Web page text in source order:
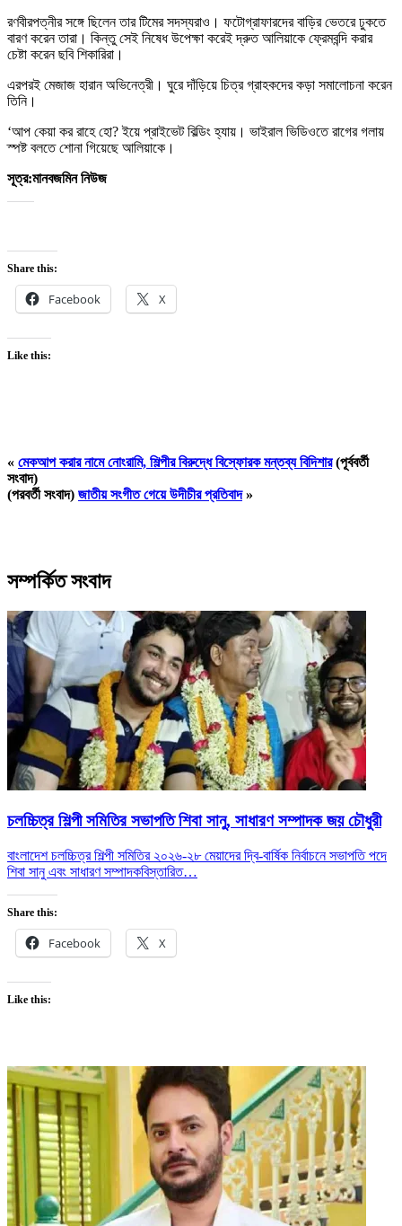
রণবীরপত্নীর সঙ্গে ছিলেন তার টিমের সদস্যরাও। ফটোগ্রাফারদের বাড়ির ভেতরে ঢুকতে
বারণ করেন তারা। কিন্তু সেই নিষেধ উপেক্ষা করেই দ্রুত আলিয়াকে ফ্রেমবন্দি করার
চেষ্টা করেন ছবি শিকারিরা।
এরপরই মেজাজ হারান অভিনেত্রী। ঘুরে দাঁড়িয়ে চিত্র গ্রাহকদের কড়া সমালোচনা করেন
তিনি।
‘আপ কেয়া কর রাহে হো? ইয়ে প্রাইভেট বিল্ডিং হ্যায়। ভাইরাল ভিডিওতে রাগের গলায়
স্পষ্ট বলতে শোনা গিয়েছে আলিয়াকে।
সূত্র:মানবজমিন নিউজ
Share this:
Facebook X
Like this:
« মেকআপ করার নামে নোংরামি, শিল্পীর বিরুদ্ধে বিস্ফোরক মন্তব্য বিদিশার(পূর্ববর্তী
সংবাদ)
(পরবর্তী সংবাদ) জাতীয় সংগীত গেয়ে উদীচীর প্রতিবাদ»
সম্পর্কিত সংবাদ
চলচ্চিত্র শিল্পী সমিতির সভাপতি শিবা সানু, সাধারণ সম্পাদক জয় চৌধুরী
বাংলাদেশ চলচ্চিত্র শিল্পী সমিতির ২০২৬-২৮ মেয়াদের দ্বি-বার্ষিক নির্বাচনে সভাপতি পদে
শিবা সানু এবং সাধারণ সম্পাদকবিস্তারিত…
Share this:
Facebook X
Like this: